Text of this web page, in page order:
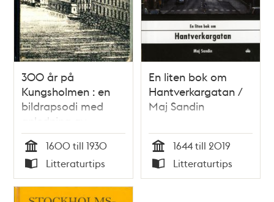
300 år på
Kungsholmen : en
bildrapsodi med
anledning av
Kungsholms
församlings 300-
årsjubileum 1972 /
Per Anders
Fogelström
Tid
1600 till 1930
Typ
Litteraturtips
En liten bok om
Hantverkargatan /
Maj Sandin
Tid
1644 till 2019
Typ
Litteraturtips